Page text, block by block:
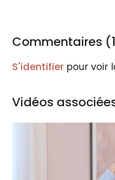
Commentaires (
S'identifier pour voir
Vidéos